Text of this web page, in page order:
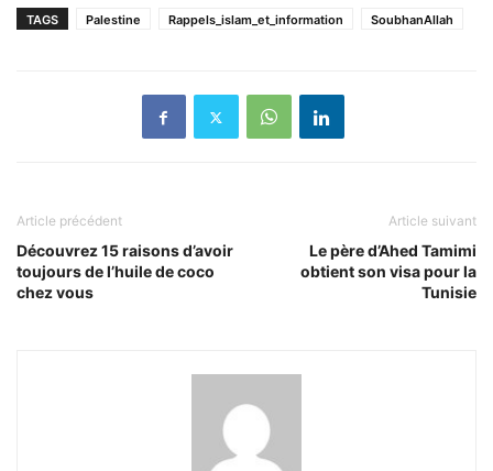
TAGS Palestine Rappels_islam_et_information SoubhanAllah
Article précédent
Découvrez 15 raisons d’avoir
toujours de l’huile de coco
chez vous
Article suivant
Le père d’Ahed Tamimi
obtient son visa pour la
Tunisie